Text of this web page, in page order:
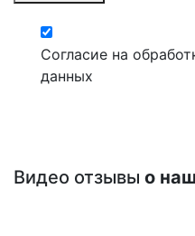
Согласие на
данных
Видео отзывы о